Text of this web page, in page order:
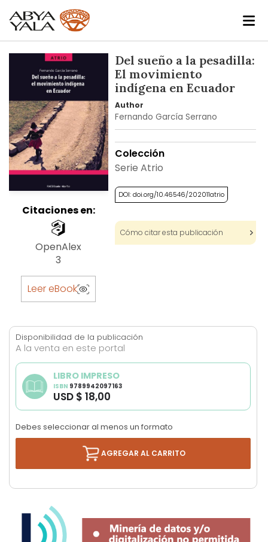
end
of
the
images
gallery
Citaciones en:
OpenAlex
3
Skip
the
of
the
images
gallery
Leer eBook
Del sueño a la pesadilla:
El movimiento
indígena en Ecuador
Author
Fernando García Serrano
Colección
Serie Atrio
DOI: doi.org/10.46546/202011atrio
Cómo citar esta publicación
Disponibilidad de la publicación
A la venta en este portal
LIBRO IMPRESO
ISBN 9789942097163
USD $ 18,00
Debes seleccionar al menos un formato
AGREGAR AL CARRITO